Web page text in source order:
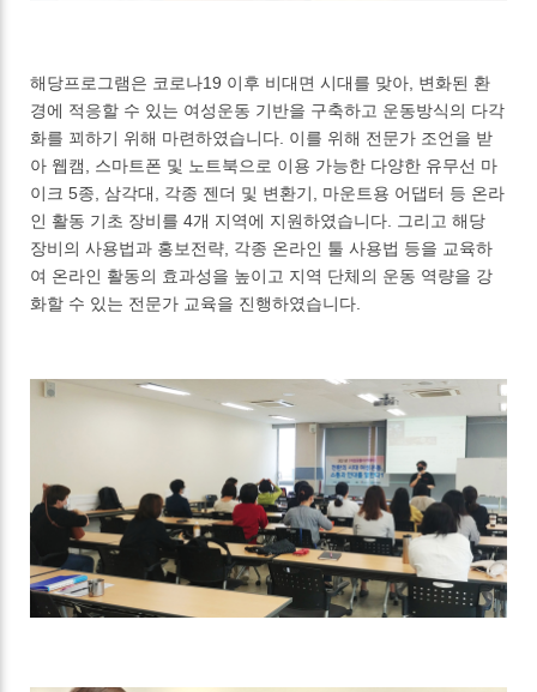
해당프로그램은 코로나19 이후 비대면 시대를 맞아, 변화된 환
경에 적응할 수 있는 여성운동 기반을 구축하고 운동방식의 다각
화를 꾀하기 위해 마련하였습니다. 이를 위해 전문가 조언을 받
아 웹캠, 스마트폰 및 노트북으로 이용 가능한 다양한 유무선 마
이크 5종, 삼각대, 각종 젠더 및 변환기, 마운트용 어댑터 등 온라
인 활동 기초 장비를 4개 지역에 지원하였습니다. 그리고 해당
장비의 사용법과 홍보전략, 각종 온라인 툴 사용법 등을 교육하
여 온라인 활동의 효과성을 높이고 지역 단체의 운동 역량을 강
화할 수 있는 전문가 교육을 진행하였습니다.